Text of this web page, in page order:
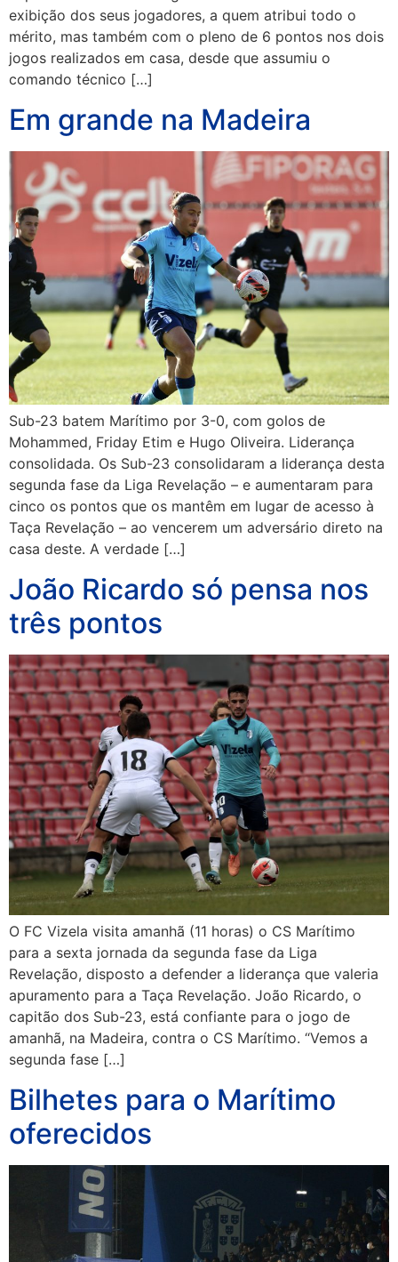
exibição dos seus jogadores, a quem atribui todo o
mérito, mas também com o pleno de 6 pontos nos dois
jogos realizados em casa, desde que assumiu o
comando técnico […]
Em grande na Madeira
Sub-23 batem Marítimo por 3-0, com golos de
Mohammed, Friday Etim e Hugo Oliveira. Liderança
consolidada. Os Sub-23 consolidaram a liderança desta
segunda fase da Liga Revelação – e aumentaram para
cinco os pontos que os mantêm em lugar de acesso à
Taça Revelação – ao vencerem um adversário direto na
casa deste. A verdade […]
João Ricardo só pensa nos
três pontos
O FC Vizela visita amanhã (11 horas) o CS Marítimo
para a sexta jornada da segunda fase da Liga
Revelação, disposto a defender a liderança que valeria
apuramento para a Taça Revelação. João Ricardo, o
capitão dos Sub-23, está confiante para o jogo de
amanhã, na Madeira, contra o CS Marítimo. “Vemos a
segunda fase […]
Bilhetes para o Marítimo
oferecidos